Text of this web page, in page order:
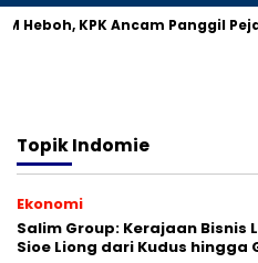
Heboh, KPK Ancam Panggil
TopikIndomie
Ekonomi
Salim Group: Kerajaan Bisnis
Sioe Liong dari Kudus hingga